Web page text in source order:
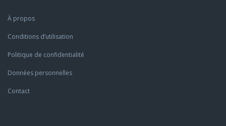
À propos
Conditions d’utilisation
Politique de confidentialité
Données personnelles
Contact